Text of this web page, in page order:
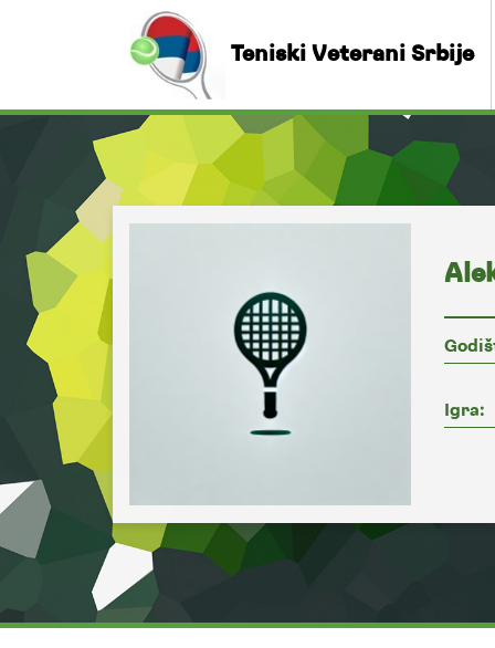
Teniski Veterani Srbije
Igra: